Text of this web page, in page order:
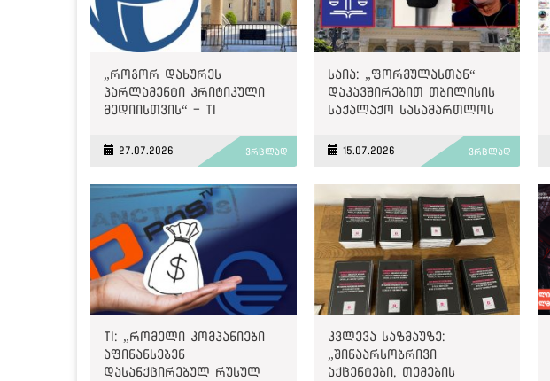
„როგორ დახურეს
პარლამენტი კრიტიკული
მედიისთვის“ - TI
27.07.2026 ვრცლად
საია: „ფორმულასთან“
დაკავშირებით თბილისის
საქალაქო სასამართლოს
პრეცედენტია
15.07.2026 ვრცლად
TI: „რომელი კომპანიები
აფინანსებენ
დასანქცირებულ რუსულ
კვლევა საზმაუზე:
„შინაარსობრივი
აქცენტები, თემების